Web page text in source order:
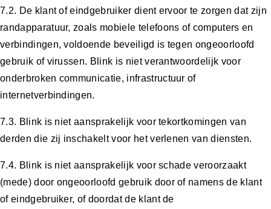
7.2. De klant of eindgebruiker dient ervoor te zorgen dat zijn
randapparatuur, zoals mobiele telefoons of computers en
verbindingen, voldoende beveiligd is tegen ongeoorloofd
gebruik of virussen. Blink is niet verantwoordelijk voor
onderbroken communicatie, infrastructuur of
internetverbindingen.
7.3. Blink is niet aansprakelijk voor tekortkomingen van
derden die zij inschakelt voor het verlenen van diensten.
7.4. Blink is niet aansprakelijk voor schade veroorzaakt
(mede) door ongeoorloofd gebruik door of namens de klant
of eindgebruiker, of doordat de klant de